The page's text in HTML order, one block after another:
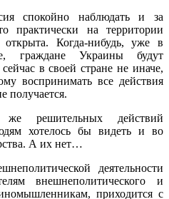
спокойно наблюдать и за
практически на территории
открыта. Когда-нибудь, уже в
граждане Украины будут
в своей стране не иначе,
воспринимать все действия
получается.
решительных действий
хотелось бы видеть и во
А их нет…
деятельности
внешнеполитического и
приходится с